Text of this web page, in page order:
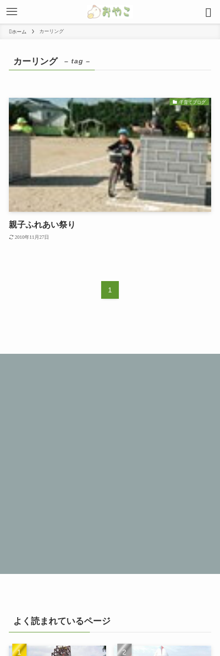
ホーム カーリング
カーリング – tag –
子育てブログ
親子ふれあい祭り
2010年11月27日
1
よく読まれているページ